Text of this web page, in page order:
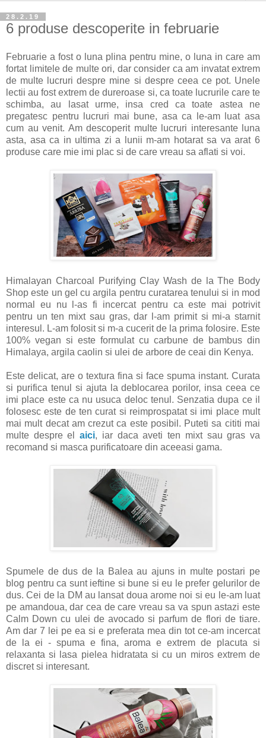
28.2.19
6 produse descoperite in februarie
Februarie a fost o luna plina pentru mine, o luna in care am
fortat limitele de multe ori, dar consider ca am invatat extrem
de multe lucruri despre mine si despre ceea ce pot. Unele
lectii au fost extrem de dureroase si, ca toate lucrurile care te
schimba, au lasat urme, insa cred ca toate astea ne
pregatesc pentru lucruri mai bune, asa ca le-am luat asa
cum au venit. Am descoperit multe lucruri interesante luna
asta, asa ca in ultima zi a lunii m-am hotarat sa va arat 6
produse care mie imi plac si de care vreau sa aflati si voi.
Himalayan Charcoal Purifying Clay Wash de la The Body
Shop este un gel cu argila pentru curatarea tenului si in mod
normal eu nu l-as fi incercat pentru ca este mai potrivit
pentru un ten mixt sau gras, dar l-am primit si mi-a starnit
interesul. L-am folosit si m-a cucerit de la prima folosire. Este
100% vegan si este formulat cu carbune de bambus din
Himalaya, argila caolin si ulei de arbore de ceai din Kenya.
Este delicat, are o textura fina si face spuma instant. Curata
si purifica tenul si ajuta la deblocarea porilor, insa ceea ce
imi place este ca nu usuca deloc tenul. Senzatia dupa ce il
folosesc este de ten curat si reimprospatat si imi place mult
mai mult decat am crezut ca este posibil. Puteti sa cititi mai
multe despre elaici, iar daca aveti ten mixt sau gras va
recomand si masca purificatoare din aceeasi gama.
Spumele de dus de la Balea au ajuns in multe postari pe
blog pentru ca sunt ieftine si bune si eu le prefer gelurilor de
dus. Cei de la DM au lansat doua arome noi si eu le-am luat
pe amandoua, dar cea de care vreau sa va spun astazi este
Calm Down cu ulei de avocado si parfum de flori de tiare.
Am dar 7 lei pe ea si e preferata mea din tot ce-am incercat
de la ei - spuma e fina, aroma e extrem de placuta si
relaxanta si lasa pielea hidratata si cu un miros extrem de
discret si interesant.